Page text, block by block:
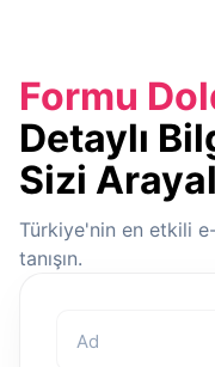
Formu
Detaylı
Sizi
Türkiye'nin en etkili
tanışın.